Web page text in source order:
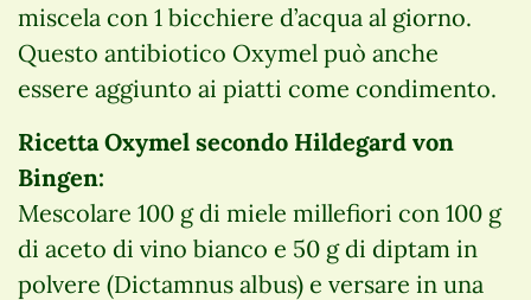
miscela con 1 bicchiere d’acqua al giorno.
Questo antibiotico Oxymel può anche
essere aggiunto ai piatti come condimento.
Ricetta Oxymel secondo Hildegard von
Bingen:
Mescolare 100 g di miele millefiori con 100 g
di aceto di vino bianco e 50 g di diptam in
polvere (Dictamnus albus) e versare in una